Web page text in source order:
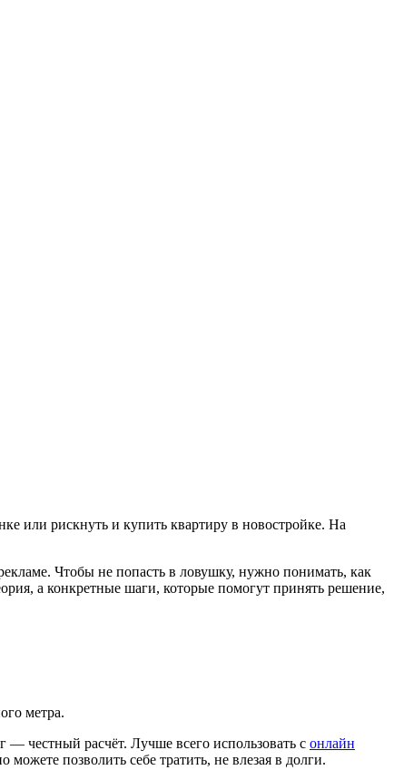
или рискнуть и купить квартиру в новостройке. На
Чтобы не попасть в ловушку, нужно понимать, как
а конкретные шаги, которые помогут принять решение,
метра.
честный расчёт. Лучше всего использовать с онлайн
позволить себе тратить, не влезая в долги.